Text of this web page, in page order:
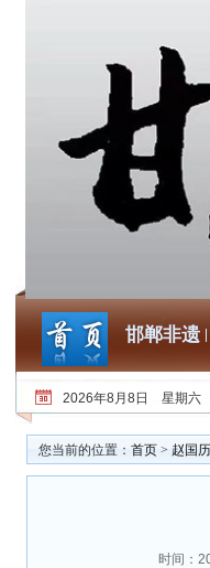
邯郸非遗
2026年8月8日 星期六
您当前的位置： 首页 > 赵国
时间：